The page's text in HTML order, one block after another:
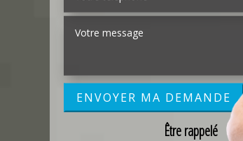
Être rappelé